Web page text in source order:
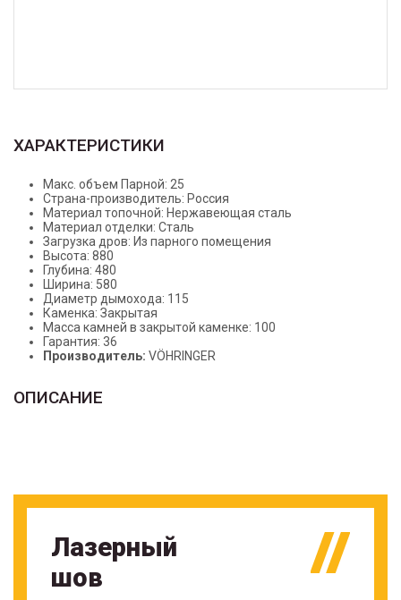
ХАРАКТЕРИСТИКИ
Макс. объем Парной: 25
Страна-производитель: Россия
Материал топочной: Нержавеющая сталь
Материал отделки: Сталь
Загрузка дров: Из парного помещения
Высота: 880
Глубина: 480
Ширина: 580
Диаметр дымохода: 115
Каменка: Закрытая
Масса камней в закрытой каменке: 100
Гарантия: 36
Производитель: VÖHRINGER
ОПИСАНИЕ
Лазерный
шов